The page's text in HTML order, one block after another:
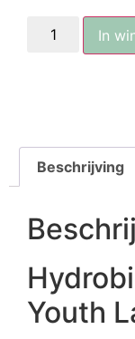
In
Beschrijving
Youth